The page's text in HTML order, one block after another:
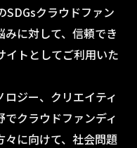
SDGsクラウドファン
に対して、信頼でき
イトとしてご利用いた
ジー、クリエイティ
クラウドファンディ
々に向けて、社会問題